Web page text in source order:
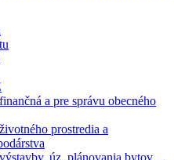
a pre správu obecného
prostredia a
úz. plánovania bytov....